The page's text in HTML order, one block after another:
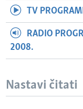
TV
RADIO
2008.
Nastavi čitati